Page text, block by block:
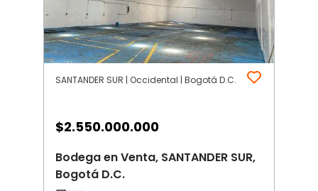
SANTANDER SUR | Occidental | Bogotá D.C.
$2.550.000.000
Bodega en Venta, SANTANDER SUR,
Bogotá D.C.